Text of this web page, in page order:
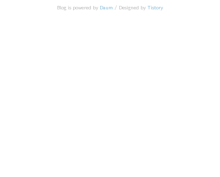
장자-여는 방법? GITKEEP는 Git Keep File입니다. GITKE
Blog is powered by Daum / Designed byTistory